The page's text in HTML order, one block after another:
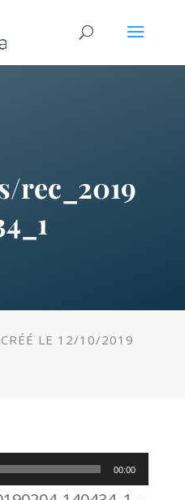
rec_2019
CRÉÉ LE 12/10/2019
00:00